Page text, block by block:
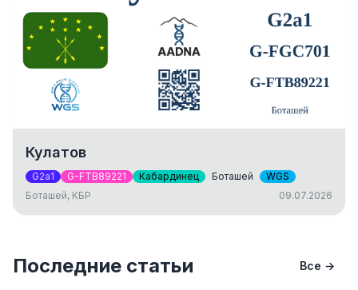
Кулатов
G2a1 G-FTB89221 Кабардинец Боташей
WGS
Боташей, КБР
09.07.2026
Последние статьи Все →